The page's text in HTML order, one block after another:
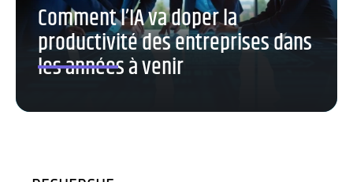
Comment l’IA va doper la
productivité des entreprises dans
les années à venir